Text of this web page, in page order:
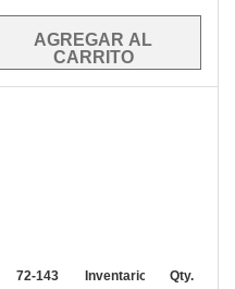
72-143 144-287 288 +
Inventario Qty.